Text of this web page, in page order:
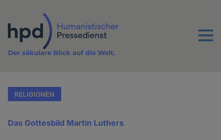
Inhalt
Menu
Der säkulare Blick auf die Welt.
RELIGIONEN
Das Gottesbild Martin Luthers